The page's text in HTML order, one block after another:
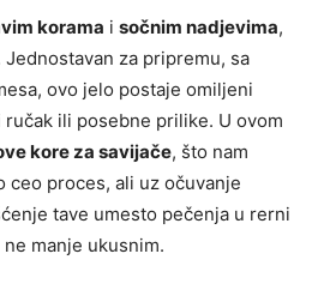
korama i sočnim nadjevima,
za pripremu, sa
ovo jelo postaje omiljeni
ili posebne prilike. U ovom
kore za savijače, što nam
ceo proces, ali uz očuvanje
tave umesto pečenja u rerni
manje ukusnim.